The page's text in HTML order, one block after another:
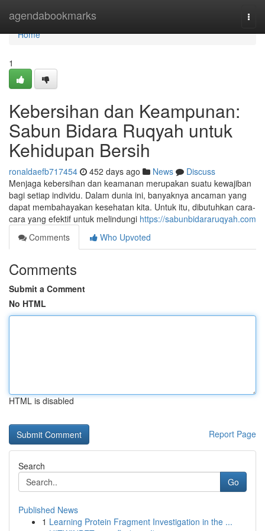
agendabookmarks
Home
Home
1
Kebersihan dan Keampunan:
Sabun Bidara Ruqyah untuk
Kehidupan Bersih
ronaldaefb717454 452 days ago News
Discuss
Menjaga kebersihan dan keamanan merupakan suatu kewajiban
bagi setiap individu. Dalam dunia ini, banyaknya ancaman yang
dapat membahayakan kesehatan kita. Untuk itu, dibutuhkan cara-
cara yang efektif untuk melindungi https://sabunbidararuqyah.com
Comments
Who Upvoted
Comments
Submit a Comment
No HTML
HTML is disabled
Report Page
Search
Go
Published News
1 Learning Protein Fragment Investigation in the ...